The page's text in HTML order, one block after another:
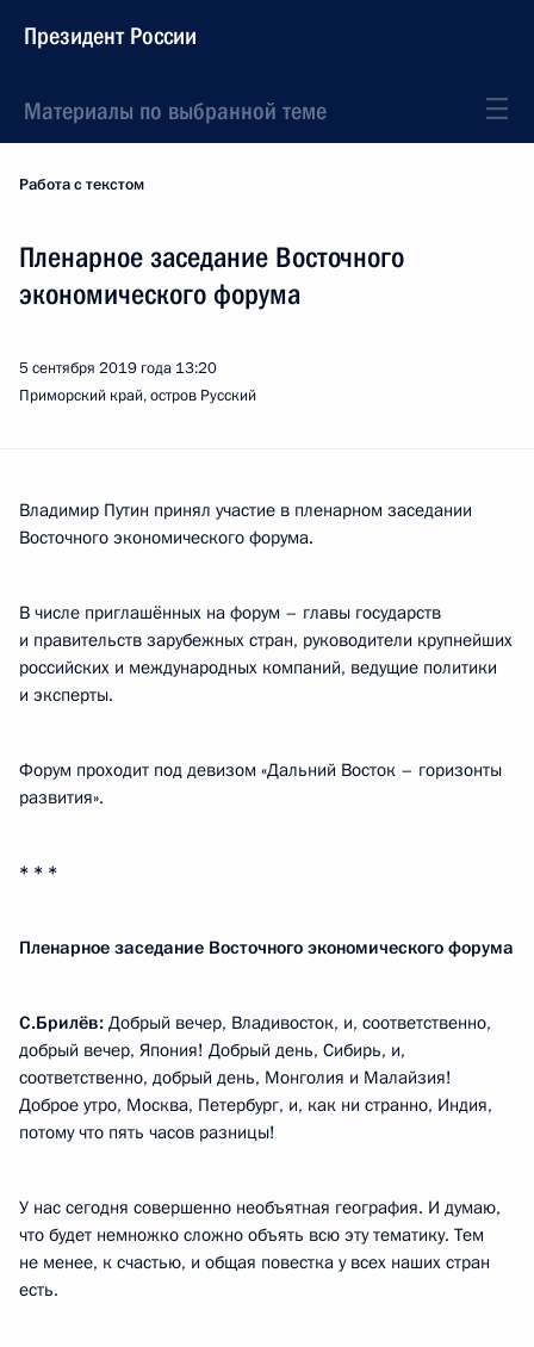
Президент России
Материалы по выбранной теме
Работа с текстом
Пленарное заседание Восточного
экономического форума
5 сентября 2019 года 13:20
Приморский край, остров Русский
Владимир Путин принял участие в пленарном заседании
Восточного экономического форума.
В числе приглашённых на форум – главы государств
и правительств зарубежных стран, руководители крупнейших
российских и международных компаний, ведущие политики
и эксперты.
Форум проходит под девизом «Дальний Восток – горизонты
развития».
* * *
Пленарное заседание Восточного экономического форума
С.Брилёв: Добрый вечер, Владивосток, и, соответственно,
добрый вечер, Япония! Добрый день, Сибирь, и,
соответственно, добрый день, Монголия и Малайзия!
Доброе утро, Москва, Петербург, и, как ни странно, Индия,
потому что пять часов разницы!
У нас сегодня совершенно необъятная география. И думаю,
что будет немножко сложно объять всю эту тематику. Тем
не менее, к счастью, и общая повестка у всех наших стран
есть.